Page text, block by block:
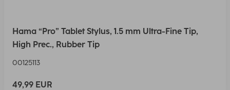
Hama “Pro” Tablet Stylus, 1.5 mm Ultra-Fine Tip,
High Prec., Rubber Tip
00125113
49,99 EUR